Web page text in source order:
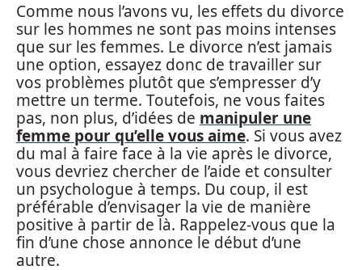
Comme nous l’avons vu, les effets du divorce
sur les hommes ne sont pas moins intenses
que sur les femmes. Le divorce n’est jamais
une option, essayez donc de travailler sur
vos problèmes plutôt que s’empresser d’y
mettre un terme. Toutefois, ne vous faites
pas, non plus, d’idées de manipuler une
femme pour qu’elle vous aime. Si vous avez
du mal à faire face à la vie après le divorce,
vous devriez chercher de l’aide et consulter
un psychologue à temps. Du coup, il est
préférable d’envisager la vie de manière
positive à partir de là. Rappelez-vous que la
fin d’une chose annonce le début d’une
autre.